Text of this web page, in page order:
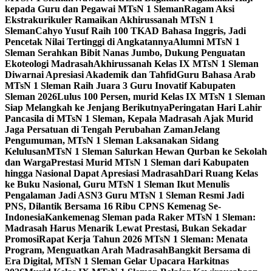
kepada Guru dan Pegawai MTsN 1 SlemanRagam Aksi
Ekstrakurikuler Ramaikan Akhirussanah MTsN 1
SlemanCahyo Yusuf Raih 100 TKAD Bahasa Inggris, Jadi
Pencetak Nilai Tertinggi di AngkatannyaAlumni MTsN 1
Sleman Serahkan Bibit Nanas Jumbo, Dukung Penguatan
Ekoteologi MadrasahAkhirussanah Kelas IX MTsN 1 Sleman
Diwarnai Apresiasi Akademik dan TahfidGuru Bahasa Arab
MTsN 1 Sleman Raih Juara 3 Guru Inovatif Kabupaten
Sleman 2026Lulus 100 Persen, murid Kelas IX MTsN 1 Sleman
Siap Melangkah ke Jenjang BerikutnyaPeringatan Hari Lahir
Pancasila di MTsN 1 Sleman, Kepala Madrasah Ajak Murid
Jaga Persatuan di Tengah Perubahan ZamanJelang
Pengumuman, MTsN 1 Sleman Laksanakan Sidang
KelulusanMTsN 1 Sleman Salurkan Hewan Qurban ke Sekolah
dan WargaPrestasi Murid MTsN 1 Sleman dari Kabupaten
hingga Nasional Dapat Apresiasi MadrasahDari Ruang Kelas
ke Buku Nasional, Guru MTsN 1 Sleman Ikut Menulis
Pengalaman Jadi ASN3 Guru MTsN 1 Sleman Resmi Jadi
PNS, Dilantik Bersama 16 Ribu CPNS Kemenag Se-
IndonesiaKankemenag Sleman pada Raker MTsN 1 Sleman:
Madrasah Harus Menarik Lewat Prestasi, Bukan Sekadar
PromosiRapat Kerja Tahun 2026 MTsN 1 Sleman: Menata
Program, Menguatkan Arah MadrasahBangkit Bersama di
Era Digital, MTsN 1 Sleman Gelar Upacara Harkitnas